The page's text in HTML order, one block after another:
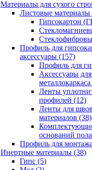
Материалы для сухого
Листовые материалы
Гипсокартон
Профиль для
аксессуары (157)
Профиль для
Аксессуары для
Ленты
профилей (12)
Ленты для
материалов (38)
оснований
Профиль для
Инертные материалы (38)
Гипс (5)